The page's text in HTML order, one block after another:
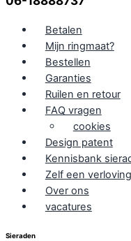
Betalen
Mijn ringmaat?
Bestellen
Garanties
Ruilen en retour
FAQ vragen
cookies
Design patent
Kennisbank
Zelf een
Over ons
vacatures
Sieraden